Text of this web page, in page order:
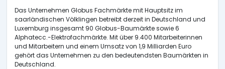
Das Unternehmen Globus Fachmärkte mit Hauptsitz im
saarländischen Völklingen betreibt derzeit in Deutschland und
Luxemburg insgesamt 90 Globus-Baumärkte sowie 6
Alphatecc.-Elektrofachmärkte. Mit über 9.400 Mitarbeiterinnen
und Mitarbeitern und einem Umsatz von 1,9 Milliarden Euro
gehört das Unternehmen zu den bedeutendsten Baumärkten in
Deutschland.